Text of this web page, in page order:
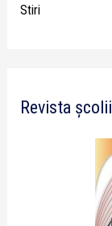
Stiri
Revista școlii